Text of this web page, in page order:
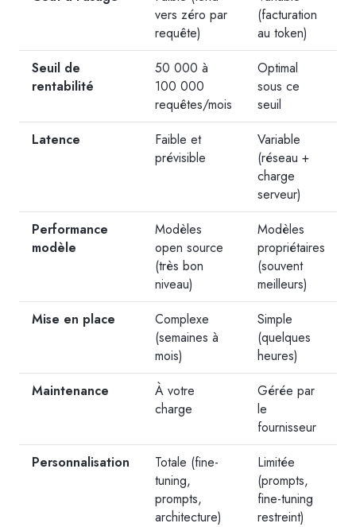
vers zéro par
requête)
(facturation
au token)
Seuil de
rentabilité
50 000 à
100 000
requêtes/mois
Optimal
sous ce
seuil
Latence
Faible et
prévisible
Variable
(réseau +
charge
serveur)
Performance
modèle
Modèles
open source
(très bon
niveau)
Modèles
propriétaires
(souvent
meilleurs)
Mise en place
Complexe
(semaines à
mois)
Simple
(quelques
heures)
Maintenance
À votre
charge
Gérée par
le
fournisseur
Personnalisation
Totale (fine-
tuning,
prompts,
architecture)
Limitée
(prompts,
fine-tuning
restreint)